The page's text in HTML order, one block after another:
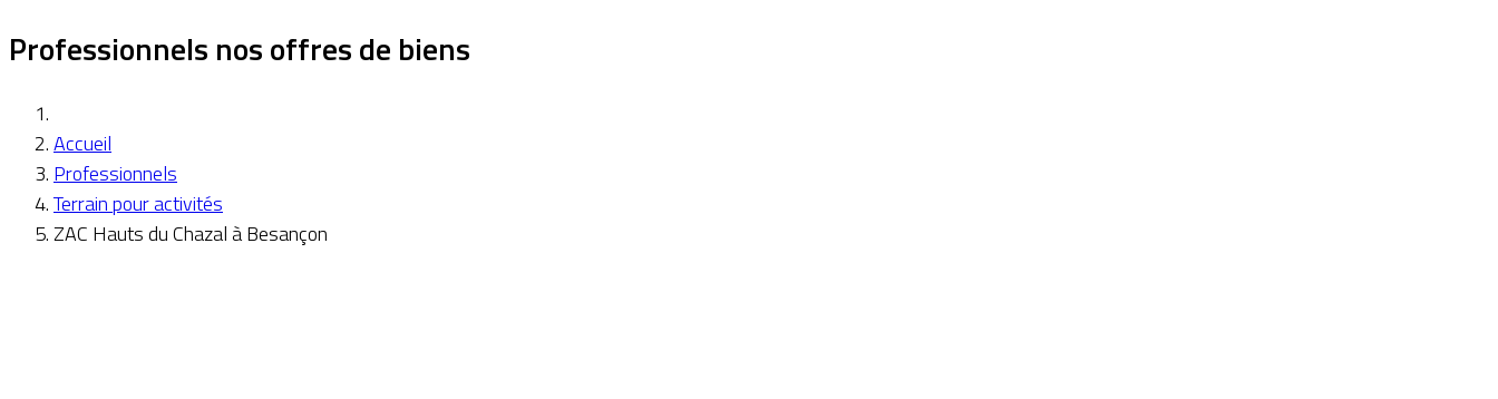
Professionnels nos offres de biens
Accueil
Professionnels
Terrain pour activités
ZAC Hauts du Chazal à Besançon